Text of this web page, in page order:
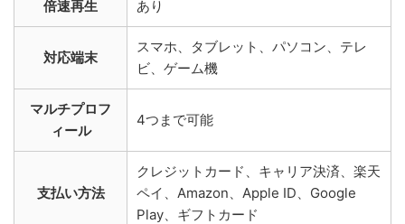
倍速再生 あり
対応端末
スマホ、タブレット、パソコン、テレ
ビ、ゲーム機
マルチプロフ
ィール
4つまで可能
支払い方法
クレジットカード、キャリア決済、楽天
ペイ、Amazon、Apple ID、Google
Play、ギフトカード